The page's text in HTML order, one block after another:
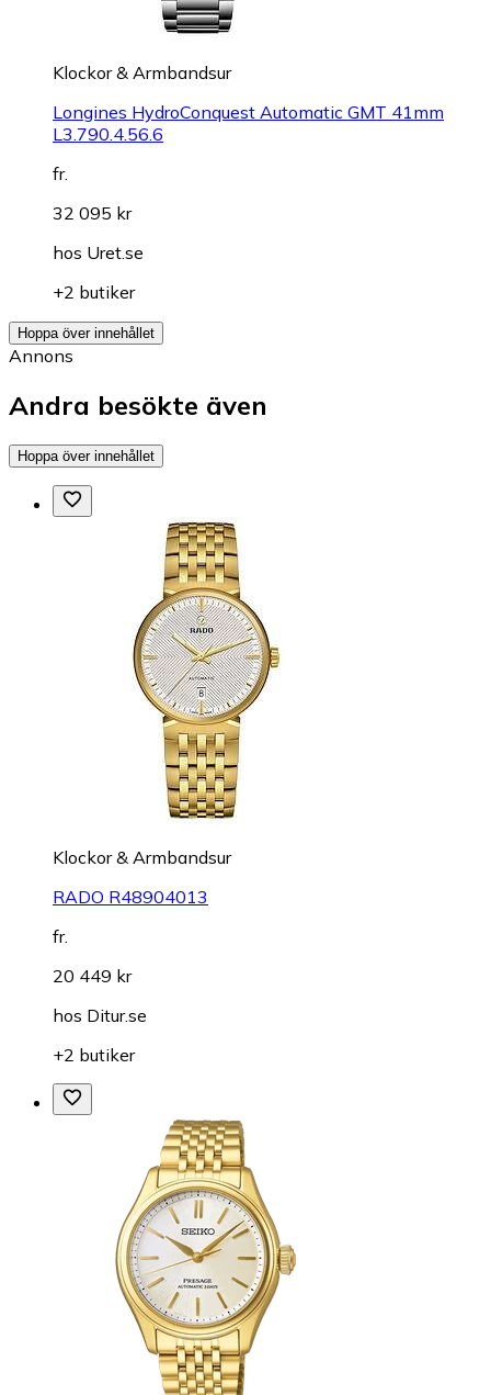
Klockor & Armbandsur
Longines HydroConquest Automatic GMT 41mm
L3.790.4.56.6
fr.
32 095 kr
hos Uret.se
+2 butiker
Hoppa över innehållet
Annons
Andra besökte även
Hoppa över innehållet
Klockor & Armbandsur
RADO R48904013
fr.
20 449 kr
hos Ditur.se
+2 butiker